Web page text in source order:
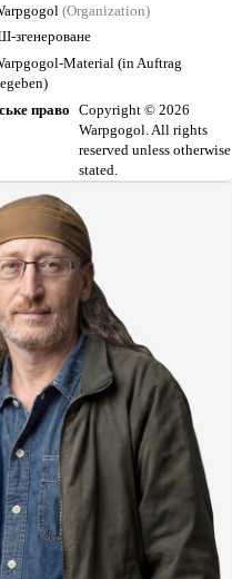
(Organization)
згенероване
Material (in Auftrag
право Copyright © 2026
Warpgogol. All rights
reserved unless otherwise
stated.